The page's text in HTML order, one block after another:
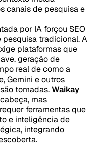
canais de pesquisa e
por IA forçou SEO
tradicional. A
plataformas que
geração de
real de como a
Gemini e outros
tomadas.Waikay
mas
ferramentas que
e inteligência de
integrando